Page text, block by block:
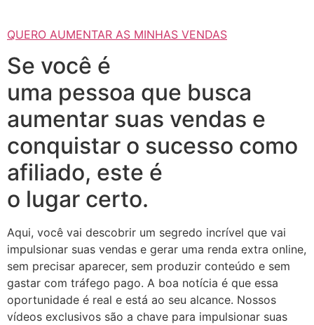
QUERO AUMENTAR AS MINHAS VENDAS
Se você é
uma pessoa que busca
aumentar suas vendas e
conquistar o sucesso como
afiliado, este é
o lugar certo.
Aqui, você vai descobrir um segredo incrível que vai
impulsionar suas vendas e gerar uma renda extra online,
sem precisar aparecer, sem produzir conteúdo e sem
gastar com tráfego pago. A boa notícia é que essa
oportunidade é real e está ao seu alcance. Nossos
vídeos exclusivos são a chave para impulsionar suas